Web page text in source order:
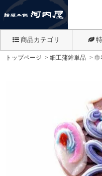
商品カテゴリ
トップページ 細工蒲鉾単品 巾